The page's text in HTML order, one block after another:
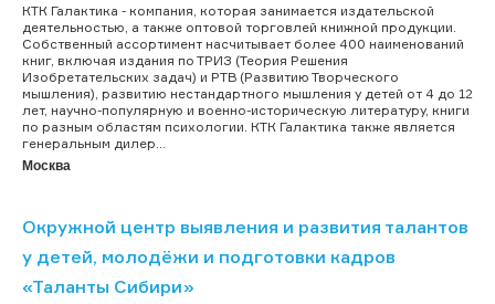
КТК Галактика - компания, которая занимается издательской
деятельностью, а также оптовой торговлей книжной продукции.
Собственный ассортимент насчитывает более 400 наименований
книг, включая издания по ТРИЗ (Теория Решения
Изобретательских задач) и РТВ (Развитию Творческого
мышления), развитию нестандартного мышления у детей от 4 до 12
лет, научно-популярную и военно-историческую литературу, книги
по разным областям психологии. КТК Галактика также является
генеральным дилер...
Москва
Окружной центр выявления и развития талантов
у детей, молодёжи и подготовки кадров
«Таланты Сибири»